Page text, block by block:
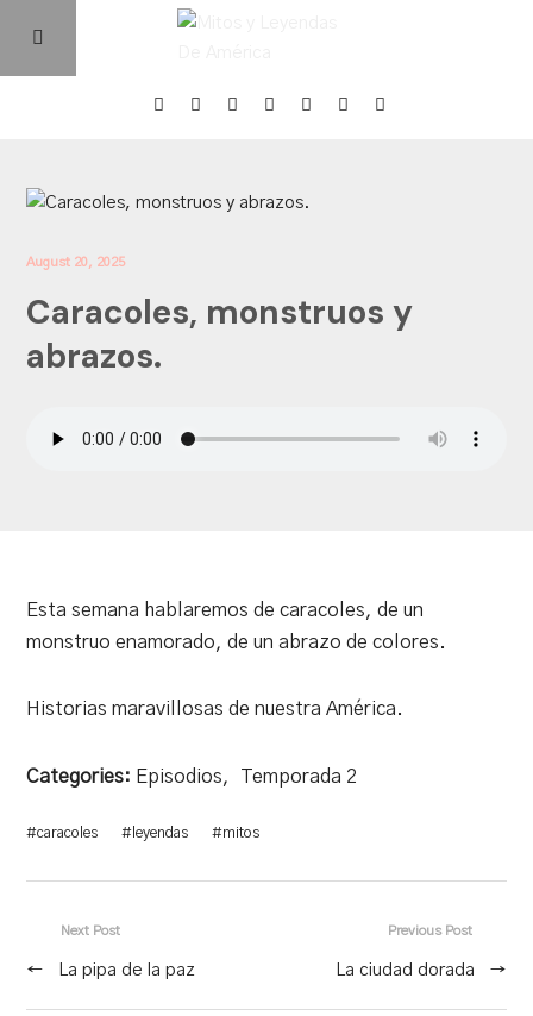
Quienes Somos
August 20, 2025
Caracoles, monstruos y
abrazos.
Esta semana hablaremos de caracoles, de un
monstruo enamorado, de un abrazo de colores.
Historias maravillosas de nuestra América.
Categories: Episodios, Temporada 2
#caracoles # leyendas #mitos
Previous Post
La ciudad dorada →
Next Post
← La pipa de la paz